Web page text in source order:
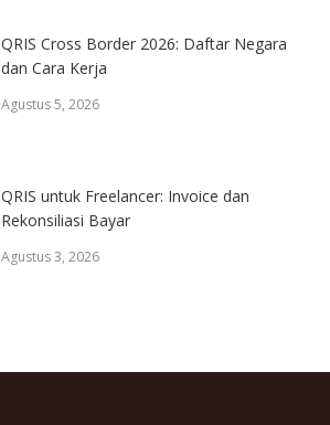
QRIS Cross Border 2026: Daftar Negara
dan Cara Kerja
Agustus 5, 2026
QRIS untuk Freelancer: Invoice dan
Rekonsiliasi Bayar
Agustus 3, 2026